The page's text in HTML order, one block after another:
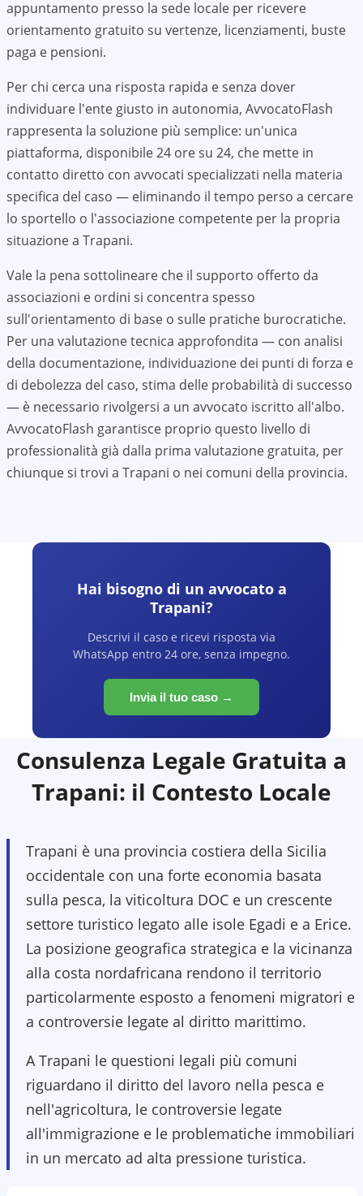
appuntamento presso la sede locale per ricevere
orientamento gratuito su vertenze, licenziamenti, buste
paga e pensioni.
Per chi cerca una risposta rapida e senza dover
individuare l'ente giusto in autonomia, AvvocatoFlash
rappresenta la soluzione più semplice: un'unica
piattaforma, disponibile 24 ore su 24, che mette in
contatto diretto con avvocati specializzati nella materia
specifica del caso — eliminando il tempo perso a cercare
lo sportello o l'associazione competente per la propria
situazione a Trapani.
Vale la pena sottolineare che il supporto offerto da
associazioni e ordini si concentra spesso
sull'orientamento di base o sulle pratiche burocratiche.
Per una valutazione tecnica approfondita — con analisi
della documentazione, individuazione dei punti di forza e
di debolezza del caso, stima delle probabilità di successo
— è necessario rivolgersi a un avvocato iscritto all'albo.
AvvocatoFlash garantisce proprio questo livello di
professionalità già dalla prima valutazione gratuita, per
chiunque si trovi a Trapani o nei comuni della provincia.
Hai bisogno di un avvocato a
Trapani?
Descrivi il caso e ricevi risposta via
WhatsApp entro 24 ore, senza impegno.
Invia il tuo caso →
Consulenza Legale Gratuita a
Trapani: il Contesto Locale
Trapani è una provincia costiera della Sicilia
occidentale con una forte economia basata
sulla pesca, la viticoltura DOC e un crescente
settore turistico legato alle isole Egadi e a Erice.
La posizione geografica strategica e la vicinanza
alla costa nordafricana rendono il territorio
particolarmente esposto a fenomeni migratori e
a controversie legate al diritto marittimo.
A Trapani le questioni legali più comuni
riguardano il diritto del lavoro nella pesca e
nell'agricoltura, le controversie legate
all'immigrazione e le problematiche immobiliari
in un mercato ad alta pressione turistica.